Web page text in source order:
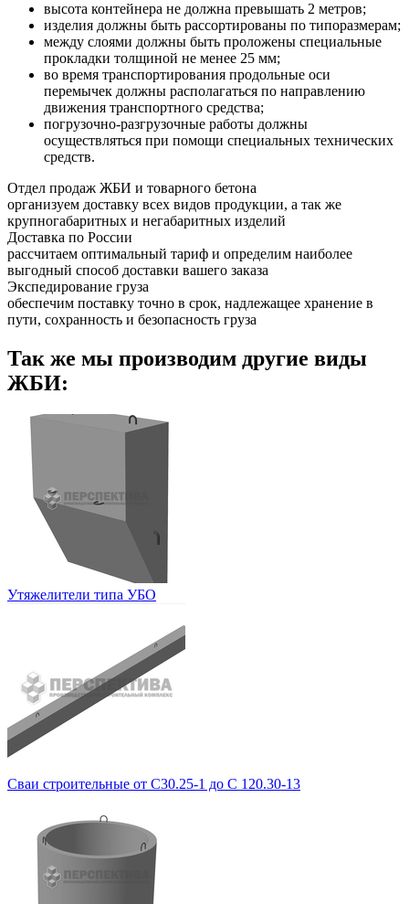
высота контейнера не должна превышать 2 метров;
изделия должны быть рассортированы по типоразмерам;
между слоями должны быть проложены специальные
прокладки толщиной не менее 25 мм;
во время транспортирования продольные оси
перемычек должны располагаться по направлению
движения транспортного средства;
погрузочно-разгрузочные работы должны
осуществляться при помощи специальных технических
средств.
Отдел продаж ЖБИ и товарного бетона
организуем доставку всех видов продукции, а так же
крупногабаритных и негабаритных изделий
Доставка по России
рассчитаем оптимальный тариф и определим наиболее
выгодный способ доставки вашего заказа
Экспедирование груза
обеспечим поставку точно в срок, надлежащее хранение в
пути, сохранность и безопасность груза
Так же мы производим другие виды
ЖБИ:
Утяжелители типа УБО
Сваи строительные от С30.25-1 до С 120.30-13